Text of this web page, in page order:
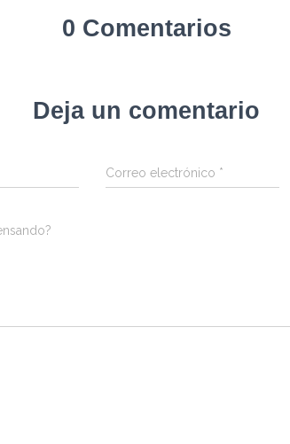
0 Comentarios
Deja un comentario
Correo electrónico *